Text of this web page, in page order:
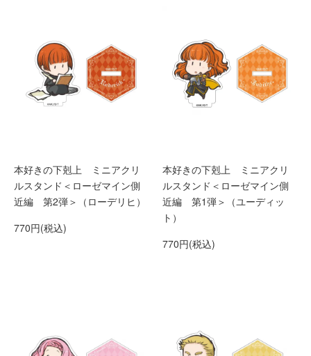
本好きの下剋上 ミニアクリ
ルスタンド＜ローゼマイン側
近編 第2弾＞（ローデリヒ）
770円(税込)
本好きの下剋上 ミニアクリ
ルスタンド＜ローゼマイン側
近編 第1弾＞（ユーディッ
ト）
770円(税込)